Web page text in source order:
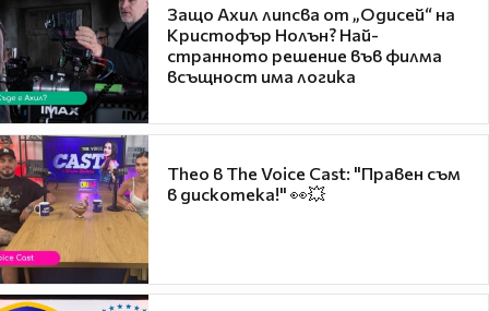
Защо Ахил липсва от „Одисей“ на
Кристофър Нолън? Най-
странното решение във филма
всъщност има логика
Theo в The Voice Cast: "Правен съм
в дискотека!" 👀💥